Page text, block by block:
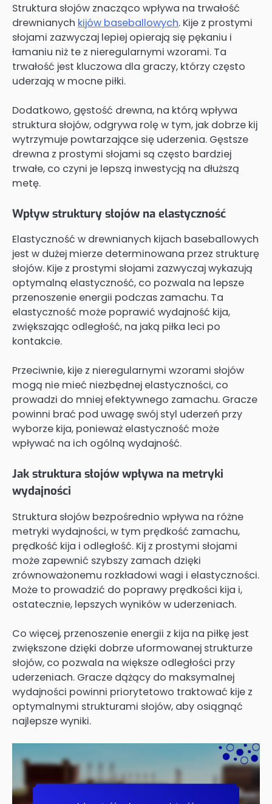
Struktura słojów znacząco wpływa na trwałość
drewnianych kijów baseballowych. Kije z prostymi
słojami zazwyczaj lepiej opierają się pękaniu i
łamaniu niż te z nieregularnymi wzorami. Ta
trwałość jest kluczowa dla graczy, którzy często
uderzają w mocne piłki.
Dodatkowo, gęstość drewna, na którą wpływa
struktura słojów, odgrywa rolę w tym, jak dobrze kij
wytrzymuje powtarzające się uderzenia. Gęstsze
drewna z prostymi słojami są często bardziej
trwałe, co czyni je lepszą inwestycją na dłuższą
metę.
Wpływ struktury słojów na elastyczność
Elastyczność w drewnianych kijach baseballowych
jest w dużej mierze determinowana przez strukturę
słojów. Kije z prostymi słojami zazwyczaj wykazują
optymalną elastyczność, co pozwala na lepsze
przenoszenie energii podczas zamachu. Ta
elastyczność może poprawić wydajność kija,
zwiększając odległość, na jaką piłka leci po
kontakcie.
Przeciwnie, kije z nieregularnymi wzorami słojów
mogą nie mieć niezbędnej elastyczności, co
prowadzi do mniej efektywnego zamachu. Gracze
powinni brać pod uwagę swój styl uderzeń przy
wyborze kija, ponieważ elastyczność może
wpływać na ich ogólną wydajność.
Jak struktura słojów wpływa na metryki
wydajności
Struktura słojów bezpośrednio wpływa na różne
metryki wydajności, w tym prędkość zamachu,
prędkość kija i odległość. Kij z prostymi słojami
może zapewnić szybszy zamach dzięki
zrównoważonemu rozkładowi wagi i elastyczności.
Może to prowadzić do poprawy prędkości kija i,
ostatecznie, lepszych wyników w uderzeniach.
Co więcej, przenoszenie energii z kija na piłkę jest
zwiększone dzięki dobrze uformowanej strukturze
słojów, co pozwala na większe odległości przy
uderzeniach. Gracze dążący do maksymalnej
wydajności powinni priorytetowo traktować kije z
optymalnymi strukturami słojów, aby osiągnąć
najlepsze wyniki.